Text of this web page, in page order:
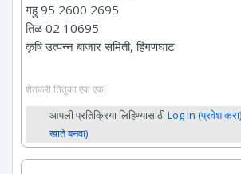
गहु 95 2600 2695
तिळ 02 10695
कृषि उत्पन्न बाजार समिती, हिंगणघाट
शेतकरी तितुका एक एक!
आपली प्रतिक्रिया लिहिण्यासाठीLog in (प्रवेश करा)
खाते बनवा)